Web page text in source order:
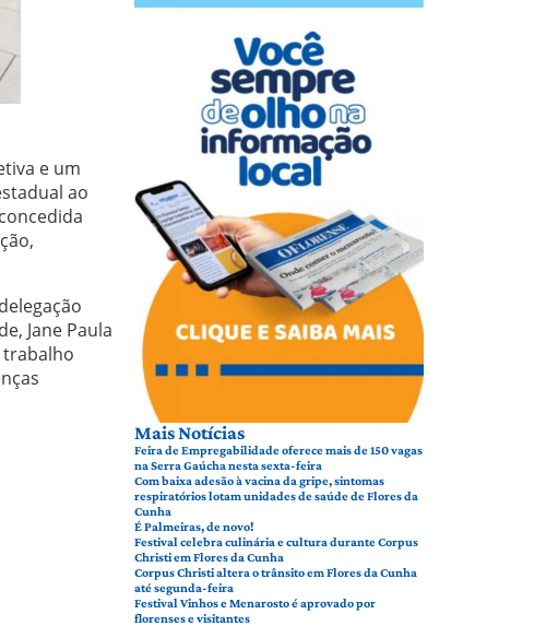
e um
ao
Jane Paula
trabalho
Mais Notícias
Feira de Empregabilidade oferece mais de 150 vagas
na Serra Gaúcha nesta sexta-feira
Com baixa adesão à vacina da gripe, sintomas
respiratórios lotam unidades de saúde de Flores da
Cunha
É Palmeiras, de novo!
Festival celebra culinária e cultura durante Corpus
Christi em Flores da Cunha
Corpus Christi altera o trânsito em Flores da Cunha
até segunda-feira
Festival Vinhos e Menarosto é aprovado por
florenses e visitantes